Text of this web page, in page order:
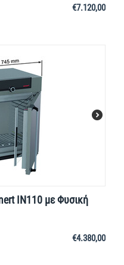
€7.120,00
IN110 με Φυσική
€4.380,00